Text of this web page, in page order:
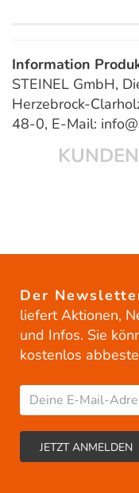
Information
STEINEL GmbH,
Herzebrock-
48-0, E-Mail:
Der
liefert Aktionen,
und Infos. Sie
kostenlos